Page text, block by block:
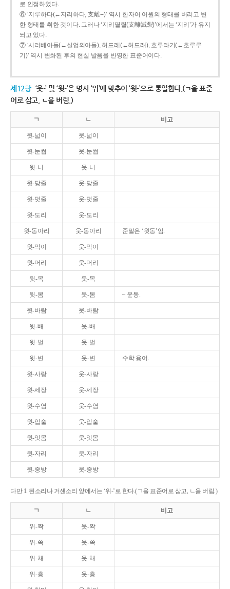
로 인정하였다.
⑥ ‘지루하다(←지리하다, 支離--)’ 역시 한자어 어원의 형태를 버리고 변
한 형태를 취한 것이다. 그러나 ‘지리멸렬(支離滅裂)’에서는 ‘지리’가 유지
되고 있다.
⑦ ‘시러베아들(←실업의아들), 허드레(←허드래), 호루라기(←호루루
기)’ 역시 변화된 후의 현실 발음을 반영한 표준어이다.
제12항 ‘웃-’ 및 ‘윗-’은 명사 ‘위’에 맞추어 ‘윗-’으로 통일한다.(ㄱ을 표준
어로 삼고, ㄴ을 버림.)
ㄱ ㄴ 비고
윗-넓이 웃-넓이
윗-눈썹 웃-눈썹
윗-니 웃-니
윗-당줄 웃-당줄
윗-덧줄 웃-덧줄
윗-도리 웃-도리
윗-동아리 웃-동아리 준말은 ‘윗동’임.
윗-막이 웃-막이
윗-머리 웃-머리
윗-목 웃-목
윗-몸 웃-몸 ~ 운동.
윗-바람 웃-바람
윗-배 웃-배
윗-벌 웃-벌
윗-변 웃-변 수학 용어.
윗-사랑 웃-사랑
윗-세장 웃-세장
윗-수염 웃-수염
윗-입술 웃-입술
윗-잇몸 웃-잇몸
윗-자리 웃-자리
윗-중방 웃-중방
다만 1. 된소리나 거센소리 앞에서는 ‘위-’로 한다.(ㄱ을 표준어로 삼고, ㄴ을 버림.)
ㄱ ㄴ 비고
위-짝 웃-짝
위-쪽 웃-쪽
위-채 웃-채
위-층 웃-층